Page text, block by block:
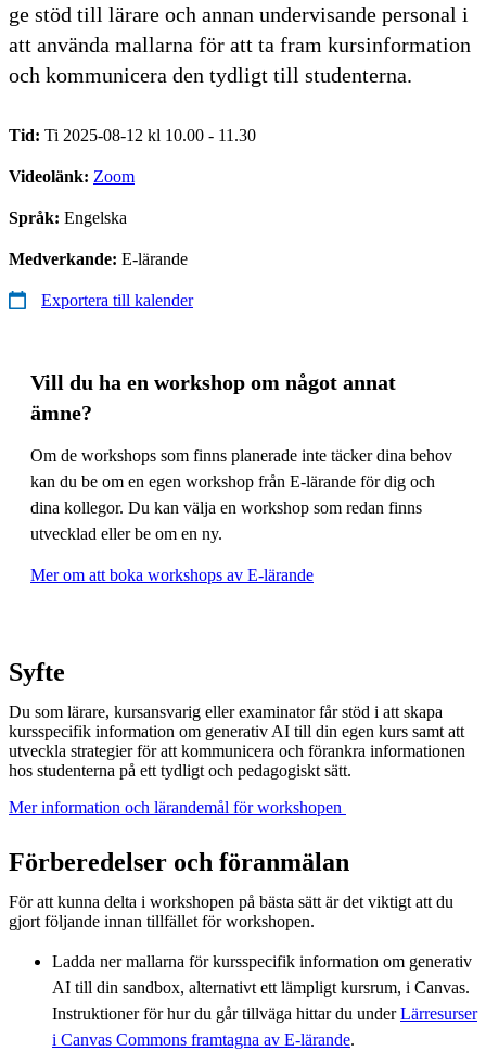
ge stöd till lärare och annan undervisande personal i
att använda mallarna för att ta fram kursinformation
och kommunicera den tydligt till studenterna.
Tid: Ti 2025-08-12 kl 10.00 - 11.30
Videolänk: Zoom
Språk: Engelska
Medverkande: E-lärande
Exportera till kalender
Vill du ha en workshop om något annat
ämne?
Om de workshops som finns planerade inte täcker dina behov
kan du be om en egen workshop från E-lärande för dig och
dina kollegor. Du kan välja en workshop som redan finns
utvecklad eller be om en ny.
Mer om att boka workshops av E-lärande
Syfte
Du som lärare, kursansvarig eller examinator får stöd i att skapa
kursspecifik information om generativ AI till din egen kurs samt att
utveckla strategier för att kommunicera och förankra informationen
hos studenterna på ett tydligt och pedagogiskt sätt.
Mer information och lärandemål för workshopen ​
Förberedelser och föranmälan
För att kunna delta i workshopen på bästa sätt är det viktigt att du
gjort följande innan tillfället för workshopen.
Ladda ner mallarna för kursspecifik information om generativ
AI till din sandbox, alternativt ett lämpligt kursrum, i Canvas.
Instruktioner för hur du går tillväga hittar du underLärresurser
i Canvas Commons framtagna av E-lärande.